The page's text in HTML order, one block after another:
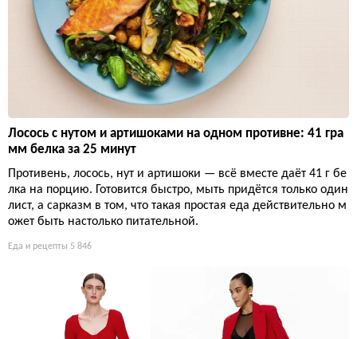
Лосось с нутом и артишоками на одном противне: 41 гра
мм белка за 25 минут
Противень, лосось, нут и артишоки — всё вместе даёт 41 г бе
лка на порцию. Готовится быстро, мыть придётся только один
лист, а сарказм в том, что такая простая еда действительно м
ожет быть настолько питательной.
Еда и рецепты 5 846